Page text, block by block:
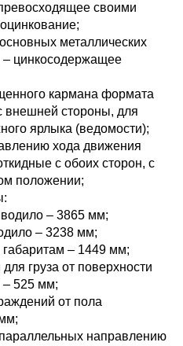
своими
металлических
– цинкосодержащее
кармана формата
внешней стороны, для
ярлыка (ведомости);
хода движения
с обоих сторон, с
положении;
– 3865 мм;
– 3238 мм;
– 1449 мм;
груза от поверхности
– 525 мм;
от пола
направлению